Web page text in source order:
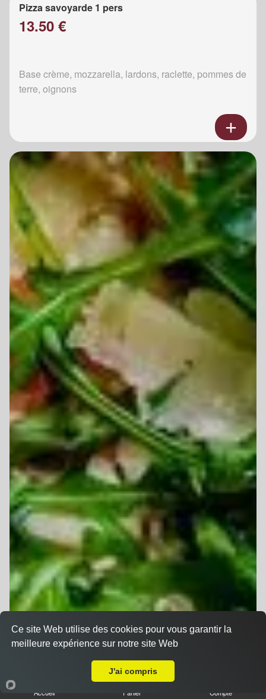
Pizza savoyarde 1 pers
13.50 €
Base crème, mozzarella, lardons, raclette, pommes de
terre, oignons
Accueil Panier Compte
Ce site Web utilise des cookies pour vous garantir la
meilleure expérience sur notre site Web
J'ai compris